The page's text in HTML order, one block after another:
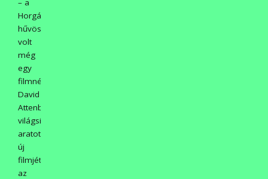
– a
Horgásztanya
hűvösében
volt
még
egy
filmnézés:
David
Attenborough
világsikert
aratott
új
filmjét
az